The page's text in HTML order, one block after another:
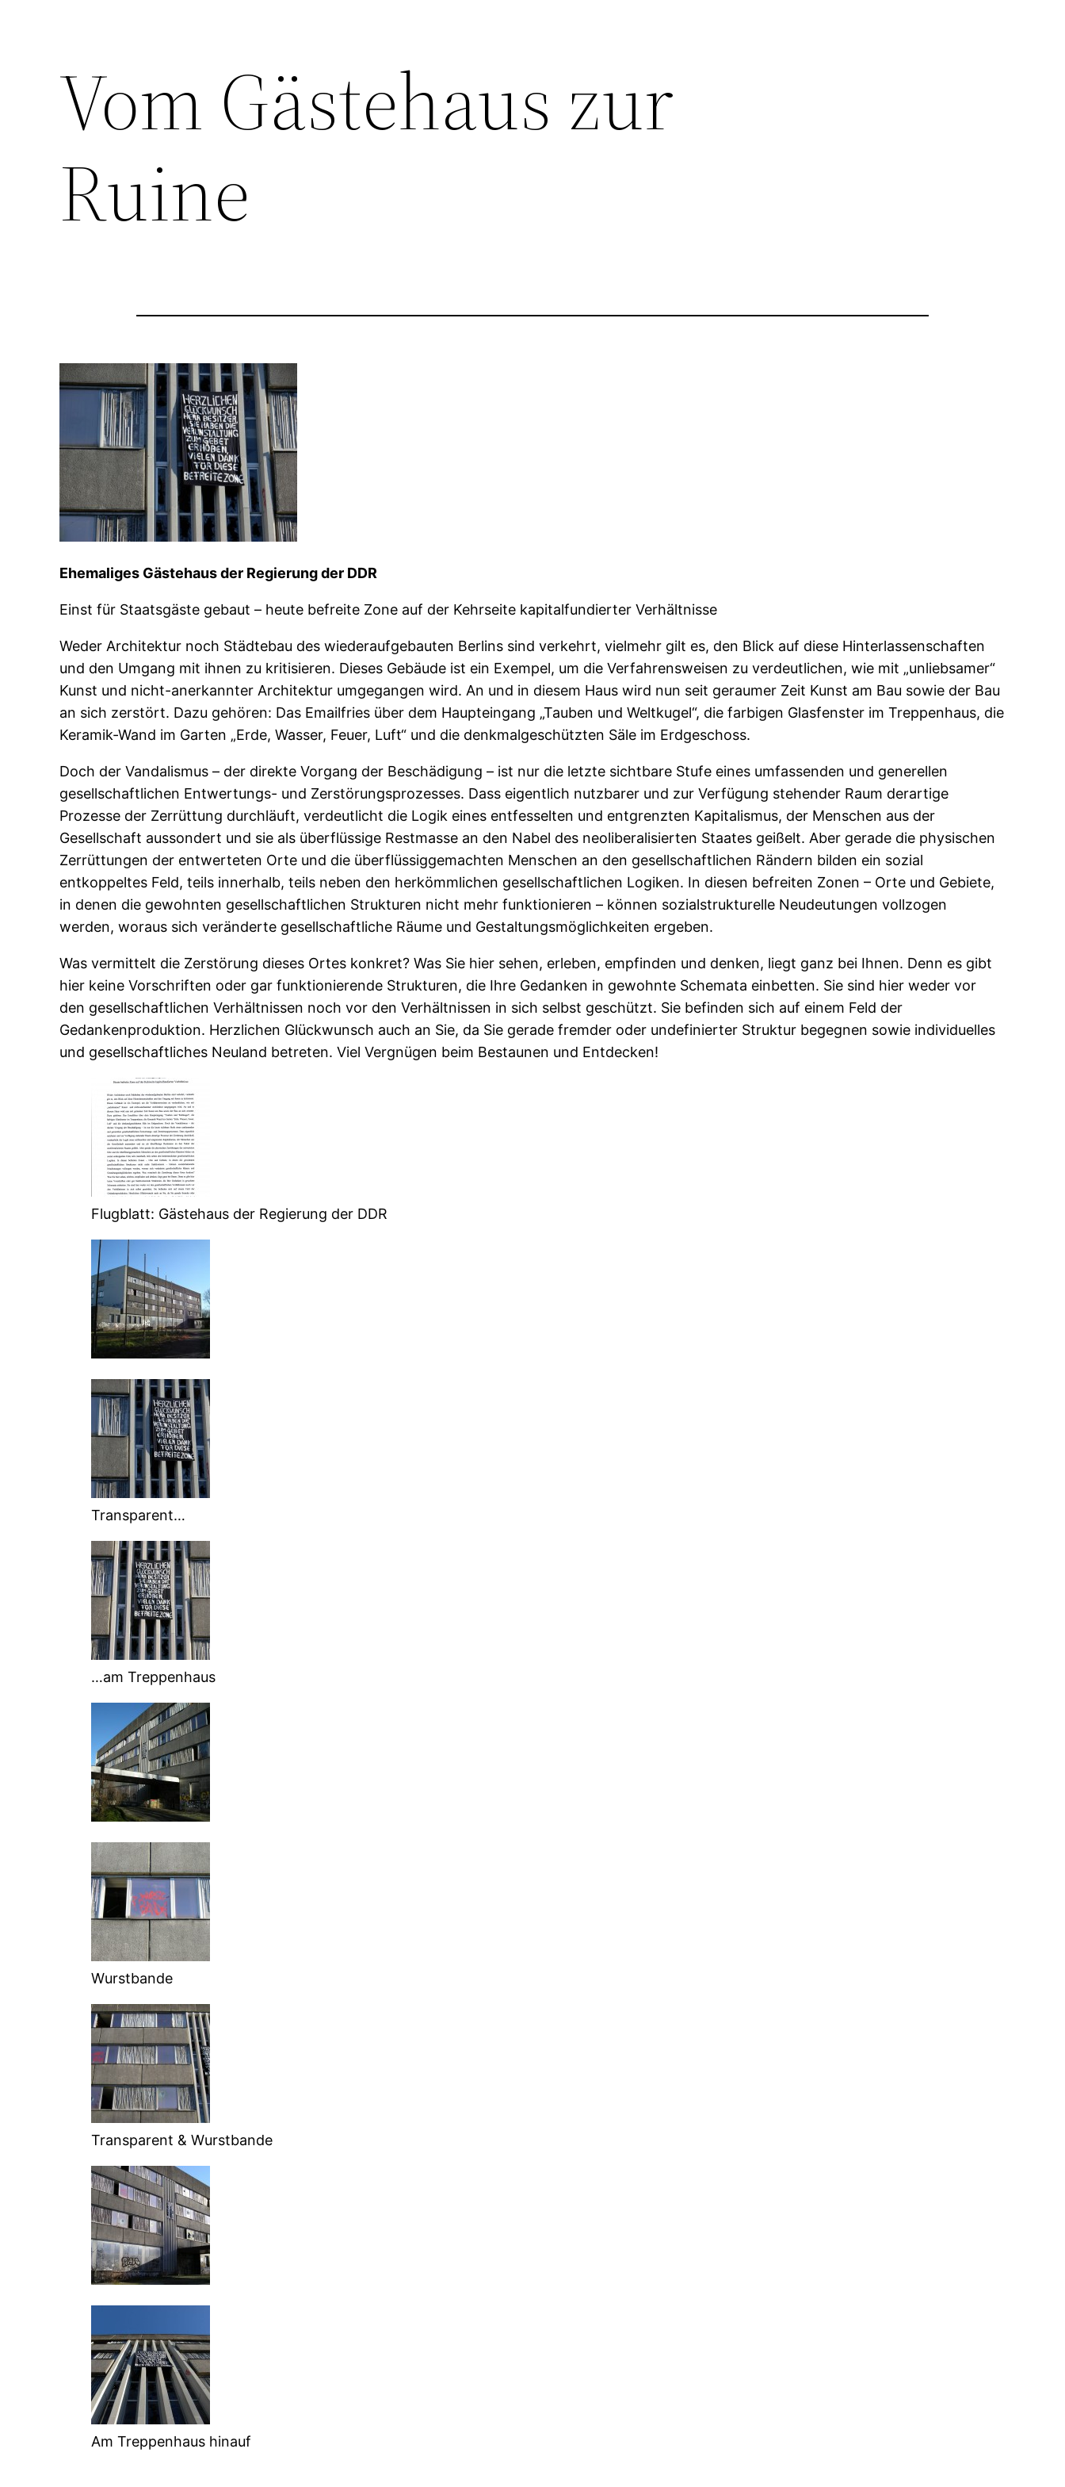
Vom Gästehaus zur
Ruine
Ehemaliges Gästehaus der Regierung der DDR
Einst für Staatsgäste gebaut – heute befreite Zone auf der Kehrseite kapitalfundierter Verhältnisse
Weder Architektur noch Städtebau des wiederaufgebauten Berlins sind verkehrt, vielmehr gilt es, den Blick auf diese Hinterlassenschaften
und den Umgang mit ihnen zu kritisieren. Dieses Gebäude ist ein Exempel, um die Verfahrensweisen zu verdeutlichen, wie mit „unliebsamer“
Kunst und nicht-anerkannter Architektur umgegangen wird. An und in diesem Haus wird nun seit geraumer Zeit Kunst am Bau sowie der Bau
an sich zerstört. Dazu gehören: Das Emailfries über dem Haupteingang „Tauben und Weltkugel“, die farbigen Glasfenster im Treppenhaus, die
Keramik-Wand im Garten „Erde, Wasser, Feuer, Luft“ und die denkmalgeschützten Säle im Erdgeschoss.
Doch der Vandalismus – der direkte Vorgang der Beschädigung – ist nur die letzte sichtbare Stufe eines umfassenden und generellen
gesellschaftlichen Entwertungs- und Zerstörungsprozesses. Dass eigentlich nutzbarer und zur Verfügung stehender Raum derartige
Prozesse der Zerrüttung durchläuft, verdeutlicht die Logik eines entfesselten und entgrenzten Kapitalismus, der Menschen aus der
Gesellschaft aussondert und sie als überflüssige Restmasse an den Nabel des neoliberalisierten Staates geißelt. Aber gerade die physischen
Zerrüttungen der entwerteten Orte und die überflüssiggemachten Menschen an den gesellschaftlichen Rändern bilden ein sozial
entkoppeltes Feld, teils innerhalb, teils neben den herkömmlichen gesellschaftlichen Logiken. In diesen befreiten Zonen – Orte und Gebiete,
in denen die gewohnten gesellschaftlichen Strukturen nicht mehr funktionieren – können sozialstrukturelle Neudeutungen vollzogen
werden, woraus sich veränderte gesellschaftliche Räume und Gestaltungsmöglichkeiten ergeben.
Was vermittelt die Zerstörung dieses Ortes konkret? Was Sie hier sehen, erleben, empfinden und denken, liegt ganz bei Ihnen. Denn es gibt
hier keine Vorschriften oder gar funktionierende Strukturen, die Ihre Gedanken in gewohnte Schemata einbetten. Sie sind hier weder vor
den gesellschaftlichen Verhältnissen noch vor den Verhältnissen in sich selbst geschützt. Sie befinden sich auf einem Feld der
Gedankenproduktion. Herzlichen Glückwunsch auch an Sie, da Sie gerade fremder oder undefinierter Struktur begegnen sowie individuelles
und gesellschaftliches Neuland betreten. Viel Vergnügen beim Bestaunen und Entdecken!
Flugblatt: Gästehaus der Regierung der DDR
Transparent…
…am Treppenhaus
Wurstbande
Transparent & Wurstbande
Am Treppenhaus hinauf